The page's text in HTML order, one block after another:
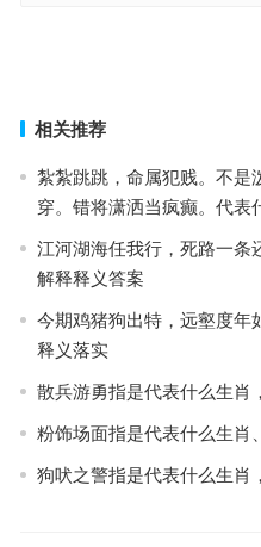
相关推荐
紮紮跳跳，命属犯贱。不是
穿。错将潇洒当疯癫。代表
江河湖海任我行，死路一条
解释释义答案
今期鸡猪狗出特，远壑度年
释义落实
散兵游勇指是代表什么生肖
粉饰场面指是代表什么生肖
狗吠之警指是代表什么生肖